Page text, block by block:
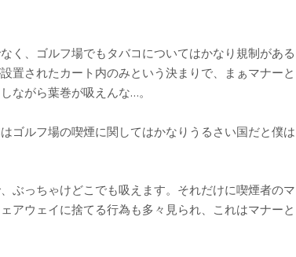
く、ゴルフ場でもタバコについてはかなり規制がある
置されたカート内のみという決まりで、まぁマナーと
ながら葉巻が吸えんな…。
ゴルフ場の喫煙に関してはかなりうるさい国だと僕は
ぶっちゃけどこでも吸えます。それだけに喫煙者のマ
アウェイに捨てる行為も多々見られ、これはマナーと